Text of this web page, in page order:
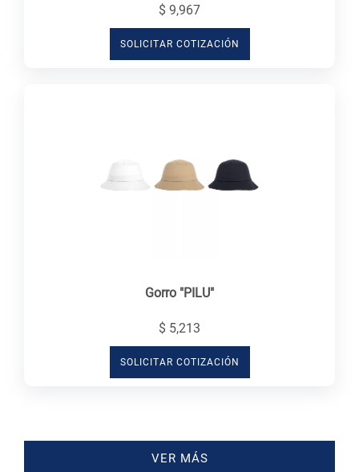
$ 9,967
SOLICITAR COTIZACIÓN
Gorro "PILU"
$ 5,213
SOLICITAR COTIZACIÓN
VER MÁS